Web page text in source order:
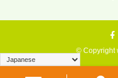
©Copyright